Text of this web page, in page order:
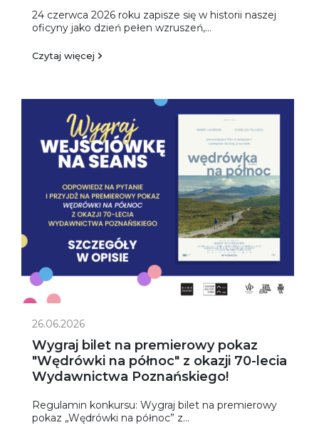
24 czerwca 2026 roku zapisze się w historii naszej
oficyny jako dzień pełen wzruszeń,...
Czytaj więcej
26.06.2026
Wygraj bilet na premierowy pokaz
"Wędrówki na północ" z okazji 70-lecia
Wydawnictwa Poznańskiego!
Regulamin konkursu: Wygraj bilet na premierowy
pokaz „Wędrówki na północ” z...